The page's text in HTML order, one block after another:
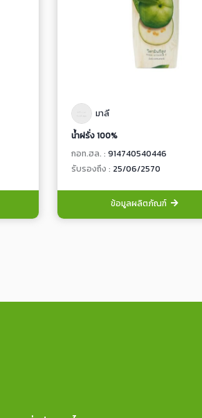
มาลี
น้ำฝรั่ง 100%
กอท.ฮล. :914740540446
รับรองถึง : 25/06/2570
ข้อมูลผลิตภัณฑ์